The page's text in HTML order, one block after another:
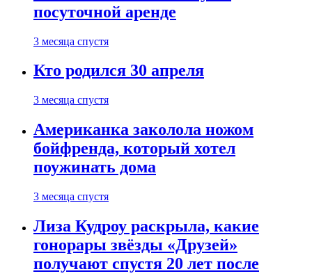
посуточной аренде
3 месяца спустя
Кто родился 30 апреля
3 месяца спустя
Американка заколола ножом
бойфренда, который хотел
поужинать дома
3 месяца спустя
Лиза Кудроу раскрыла, какие
гонорары звёзды «Друзей»
получают спустя 20 лет после